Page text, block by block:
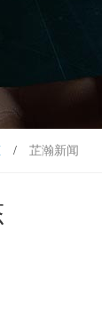
/ 芷瀚新闻